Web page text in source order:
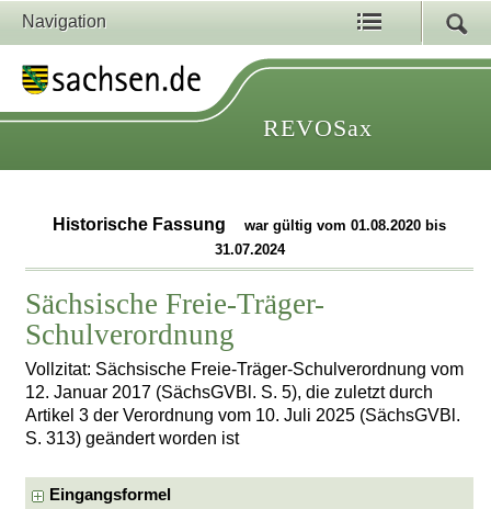
Navigation
REVOSax
Historische Fassung
war gültig vom 01.08.2020 bis
31.07.2024
Sächsische Freie-Träger-
Schulverordnung
Vollzitat: Sächsische Freie-Träger-Schulverordnung vom
12. Januar 2017 (SächsGVBl. S. 5), die zuletzt durch
Artikel 3 der Verordnung vom 10. Juli 2025 (SächsGVBl.
S. 313) geändert worden ist
Eingangsformel